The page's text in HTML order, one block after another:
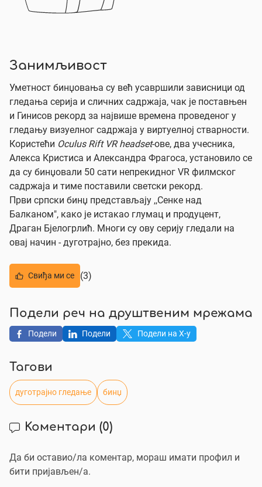
Занимљивост
Уметност бинџовања су већ усавршили зависници од
гледања серија и сличних садржаја, чак је поставњен
и Гинисов рекорд за највише времена проведеног у
гледању визуелног садржаја у виртуелној стварности.
Користећи Oculus Rift VR headset-ове, два учесника,
Алекса Кристиса и Александра Фрагоса, установило се
да су бинџовали 50 сати непрекидног VR филмског
садржаја и тиме поставили светски рекорд.
Први српски бинџ представљају ,,Сенке над
Балканом", како је истакао глумац и продуцент,
Драган Бјелогрлић. Многи су ову серију гледали на
овај начин - дуготрајно, без прекида.
Свиђа ми се (3)
Подели реч на друштвеним мрежама
Подели Подели Подели на X-у
Тагови
дуготрајно гледање бинџ
Коментари (0)
Да би оставио/ла коментар, мораш имати профил и
бити пријављен/a.